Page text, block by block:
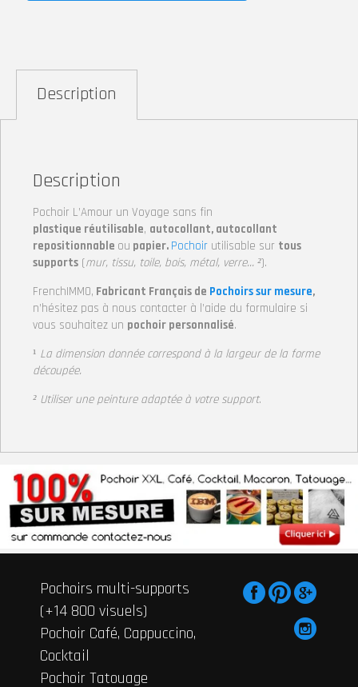
Description
Description
Pochoir L’Amour un Voyage sans fin
plastique réutilisable, autocollant, autocollant
repositionnable ou papier. Pochoir utilisable sur tous
supports (mur, tissu, toile, bois, métal, verre… ²).
FrenchIMMO, Fabricant Français de Pochoirs sur mesure,
n’hésitez pas à nous contacter à l’aide du formulaire si
vous souhaitez un pochoir personnalisé.
¹ La dimension donnée correspond à la largeur de la forme
découpée.
² Utiliser une peinture adaptée à votre support.
Pochoirs multi-supports
(+14 800 visuels)
Pochoir Café, Cappuccino,
Cocktail
Pochoir Tatouage